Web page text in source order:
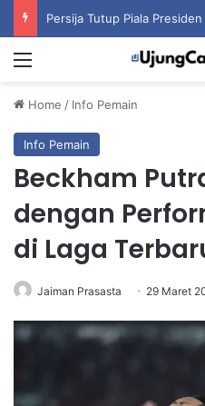
Home / Info Pemain
Info Pemain
Beckham
dengan
di Laga
Jaiman Prasasta 29 Maret